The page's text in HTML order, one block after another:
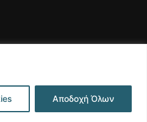
Αποδοχή Όλων